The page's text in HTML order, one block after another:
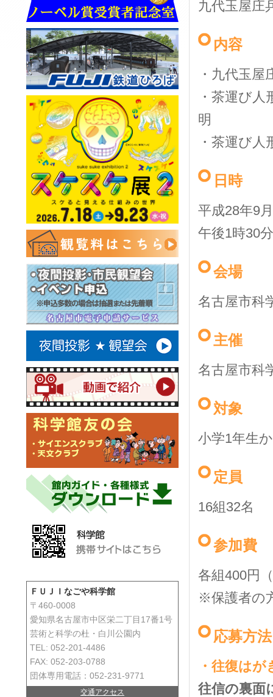
九代玉屋庄
内容
・九代玉
・茶運び
明
・茶運び
日時
平成28年9
午後1時30
会場
名古屋市
主催
名古屋市科
対象
小学1年生
定員
16組32名
参加費
各組400円
※保護者の
応募方法
・往復はが
往信の裏面
ＦＵＪＩなごや科学館
〒460-0008
愛知県名古屋市中区栄二丁目17番1号
芸術と科学の杜・白川公園内
TEL: 052-201-4486
FAX: 052-203-0788
団体専用電話：052-231-9771
交通アクセス